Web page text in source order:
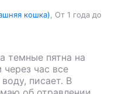
кошка)
От 1 года до
темные пятна на
через час все
писает. В